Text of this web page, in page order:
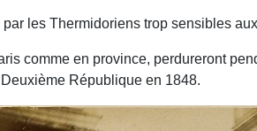
les Thermidoriens trop sensibles
comme en province, perdureront
République en 1848.